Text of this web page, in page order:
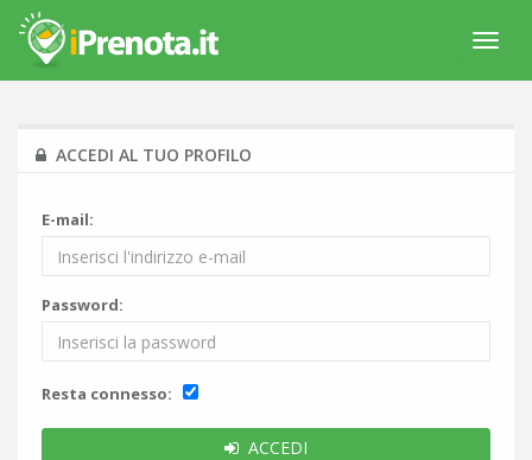
Menù
ACCEDI AL TUO PROFILO
E-mail:
Password:
Resta connesso:
ACCEDI